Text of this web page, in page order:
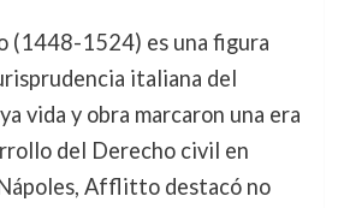
1524) es una figura
italiana del
vida y obra marcaron una era
del Derecho civil en
Afflitto destacó no